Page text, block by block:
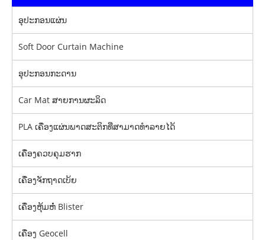
ອຸປະກອນແຜ່ນ
Soft Door Curtain Machine
ອຸປະກອນກະດານ
Car Mat ສາຍການຜະລິດ
PLA ເຄື່ອງແຜ່ນພາດສະຕິກທີ່ສາມາດທໍາລາຍໄດ້
ເຄື່ອງຄວບຄຸມຮາກ
ເຄື່ອງຈັກຖາດເບ້ຍ
ເຄື່ອງຫຸ້ມຫໍ່ Blister
ເຄື່ອງ Geocell